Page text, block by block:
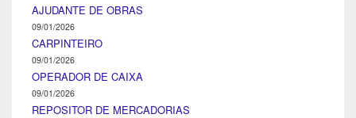
AJUDANTE DE OBRAS
09/01/2026
CARPINTEIRO
09/01/2026
OPERADOR DE CAIXA
09/01/2026
REPOSITOR DE MERCADORIAS